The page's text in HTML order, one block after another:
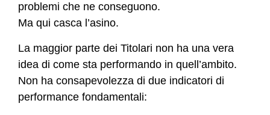
problemi che ne conseguono.
Ma qui casca l’asino.
La maggior parte dei Titolari non ha una vera
idea di come sta performando in quell’ambito.
Non ha consapevolezza di due indicatori di
performance fondamentali: